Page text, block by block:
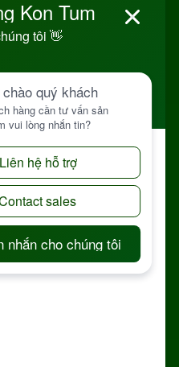
37 Hộ Xã Măng Đen Tỉnh
NHẬT BẢN
谷市神明町6丁目308番地 ファミ